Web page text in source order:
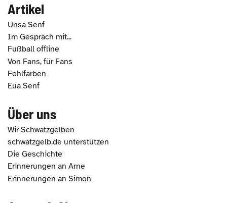
Artikel
Unsa Senf
Im Gespräch mit...
Fußball offline
Von Fans, für Fans
Fehlfarben
Eua Senf
Über uns
Wir Schwatzgelben
schwatzgelb.de unterstützen
Die Geschichte
Erinnerungen an Arne
Erinnerungen an Simon